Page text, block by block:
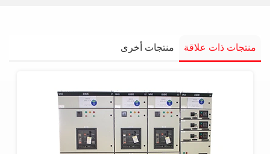
منتجات ذات علاقة منتجات أخرى